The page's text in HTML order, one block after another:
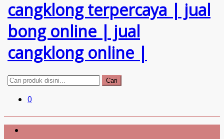
Cari
0